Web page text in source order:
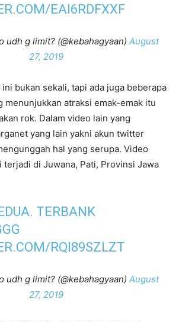
EAI6RDFXXF
g limit? (@kebahagyaan) August
27, 2019
bukan sekali, tapi ada juga beberapa
menunjukkan atraksi emak-emak itu
rok. Dalam video lain yang
yang lain yakni akun twitter
hal yang serupa. Video
di Juwana, Pati, Provinsi Jawa
TERBANK
RQI89SZLZT
g limit? (@kebahagyaan) August
27, 2019